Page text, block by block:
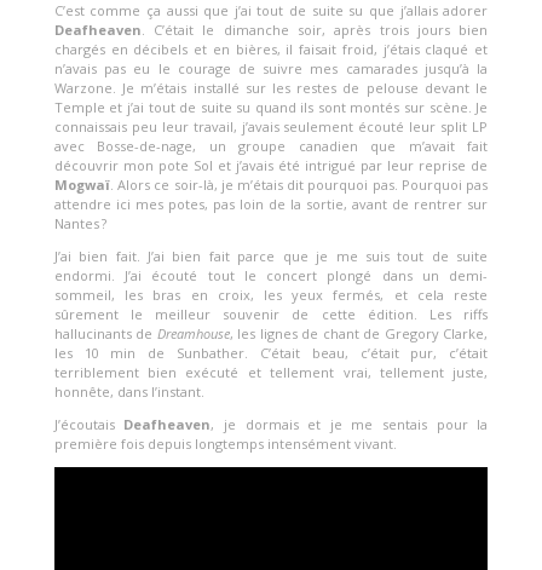
C’est comme ça aussi que j’ai tout de suite su que j’allais adorer
Deafheaven. C’était le dimanche soir, après trois jours bien
chargés en décibels et en bières, il faisait froid, j’étais claqué et
n’avais pas eu le courage de suivre mes camarades jusqu’à la
Warzone. Je m’étais installé sur les restes de pelouse devant le
Temple et j’ai tout de suite su quand ils sont montés sur scène. Je
connaissais peu leur travail, j’avais seulement écouté leur split LP
avec Bosse-de-nage, un groupe canadien que m’avait fait
découvrir mon pote Sol et j’avais été intrigué par leur reprise de
Mogwaï. Alors ce soir-là, je m’étais dit pourquoi pas. Pourquoi pas
attendre ici mes potes, pas loin de la sortie, avant de rentrer sur
Nantes ?
J’ai bien fait. J’ai bien fait parce que je me suis tout de suite
endormi. J’ai écouté tout le concert plongé dans un demi-
sommeil, les bras en croix, les yeux fermés, et cela reste
sûrement le meilleur souvenir de cette édition. Les riffs
hallucinants de Dreamhouse, les lignes de chant de Gregory Clarke,
les 10 min de Sunbather. C’était beau, c’était pur, c’était
terriblement bien exécuté et tellement vrai, tellement juste,
honnête, dans l’instant.
J’écoutais Deafheaven, je dormais et je me sentais pour la
première fois depuis longtemps intensément vivant.